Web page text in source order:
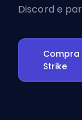
Discord e
Compra
Strike